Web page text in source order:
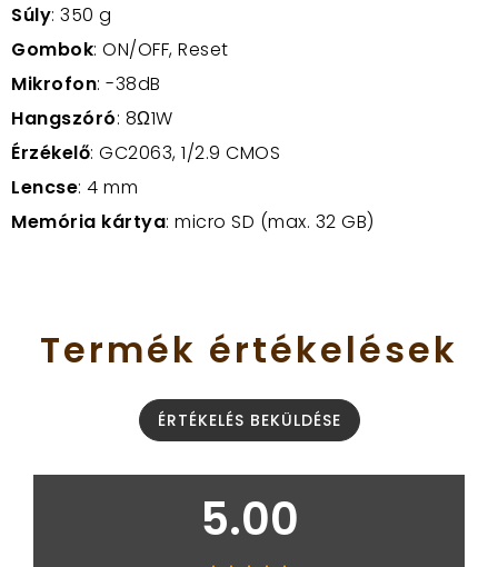
Súly: 350 g
Gombok: ON/OFF, Reset
Mikrofon: -38dB
Hangszóró: 8Ω1W
Érzékelő: GC2063, 1/2.9 CMOS
Lencse: 4 mm
Memória kártya: micro SD (max. 32 GB)
Termék értékelések
ÉRTÉKELÉS BEKÜLDÉSE
5.00